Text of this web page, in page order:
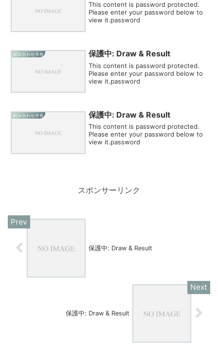
This content is password protected.
Please enter your password below to
view it.password
組み合わせ共有 保護中: Draw & Result
This content is password protected.
Please enter your password below to
view it.password
組み合わせ共有 保護中: Draw & Result
This content is password protected.
Please enter your password below to
view it.password
スポンサーリンク
保護中: Draw & Result
保護中: Draw & Result